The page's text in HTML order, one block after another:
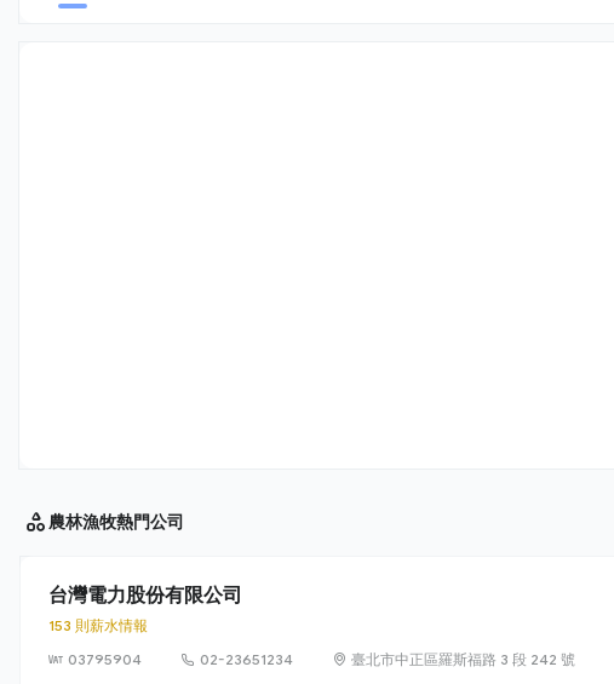
農林漁牧熱門公司
台灣電力股份有限公司
153 則薪水情報
03795904
02-23651234 臺北市中正區羅斯福路 3 段 242 號